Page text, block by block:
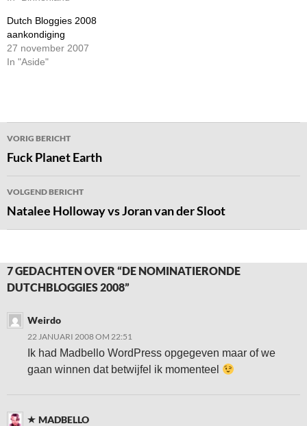
Dutch Bloggies 2008
aankondiging
27 november 2007
In "Aside"
Bericht
navigatie
VORIG BERICHT
Fuck Planet Earth
VOLGEND BERICHT
Natalee Holloway vs Joran van der Sloot
7 GEDACHTEN OVER “DE NOMINATIERONDE
DUTCHBLOGGIES 2008”
Weirdo
22 JANUARI 2008 OM 22:51
Ik had Madbello WordPress opgegeven maar of we
gaan winnen dat betwijfel ik momenteel
MADBELLO